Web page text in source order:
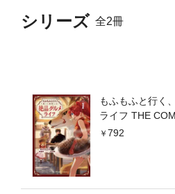
シリーズ 全2冊
もふもふと行く
ライフ THE
792